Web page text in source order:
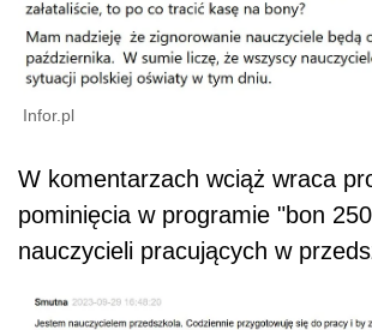
Infor.pl
W komentarzach wciąż wraca
pominięcia w programie "bon
nauczycieli pracujących w